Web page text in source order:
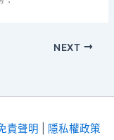
NEXT
責聲明 隱私權政策